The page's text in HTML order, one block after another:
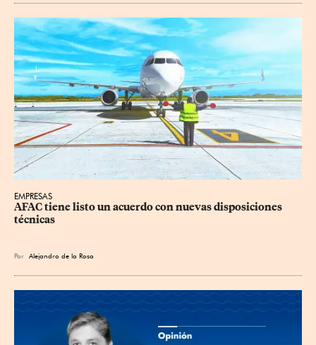
EMPRESAS
AFAC tiene listo un acuerdo con nuevas disposiciones
técnicas
Por Alejandro de la Rosa